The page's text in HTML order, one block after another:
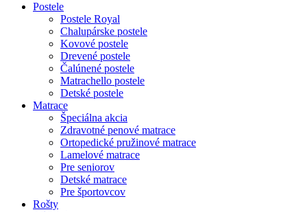
Postele
Postele Royal
Chalupárske postele
Kovové postele
Drevené postele
Čalúnené postele
Matrachello postele
Detské postele
Matrace
Špeciálna akcia
Zdravotné penové matrace
Ortopedické pružinové matrace
Lamelové matrace
Pre seniorov
Detské matrace
Pre športovcov
Rošty